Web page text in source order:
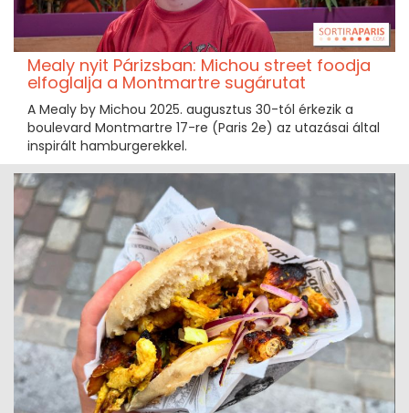
Mealy nyit Párizsban: Michou street foodja
elfoglalja a Montmartre sugárutat
A Mealy by Michou 2025. augusztus 30-tól érkezik a
boulevard Montmartre 17-re (Paris 2e) az utazásai által
inspirált hamburgerekkel.